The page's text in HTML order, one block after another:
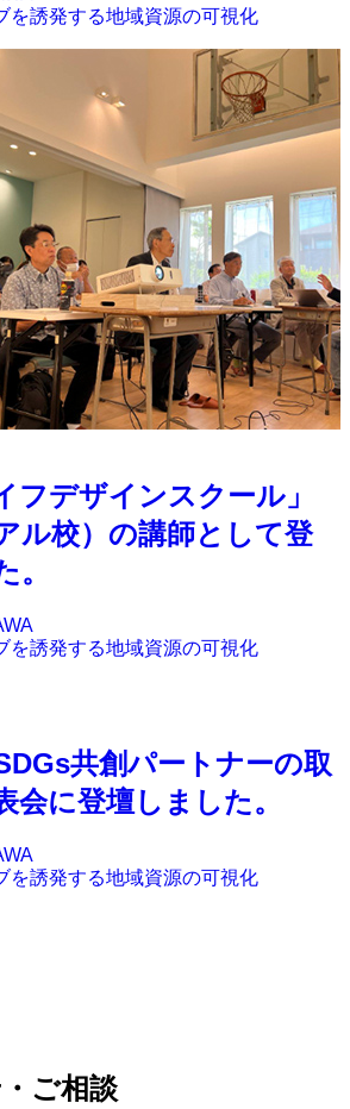
を誘発する地域資源の可視化
フデザインスクール」
ル校）の講師として登
。
を誘発する地域資源の可視化
共創パートナーの取
会に登壇しました。
を誘発する地域資源の可視化
ご相談